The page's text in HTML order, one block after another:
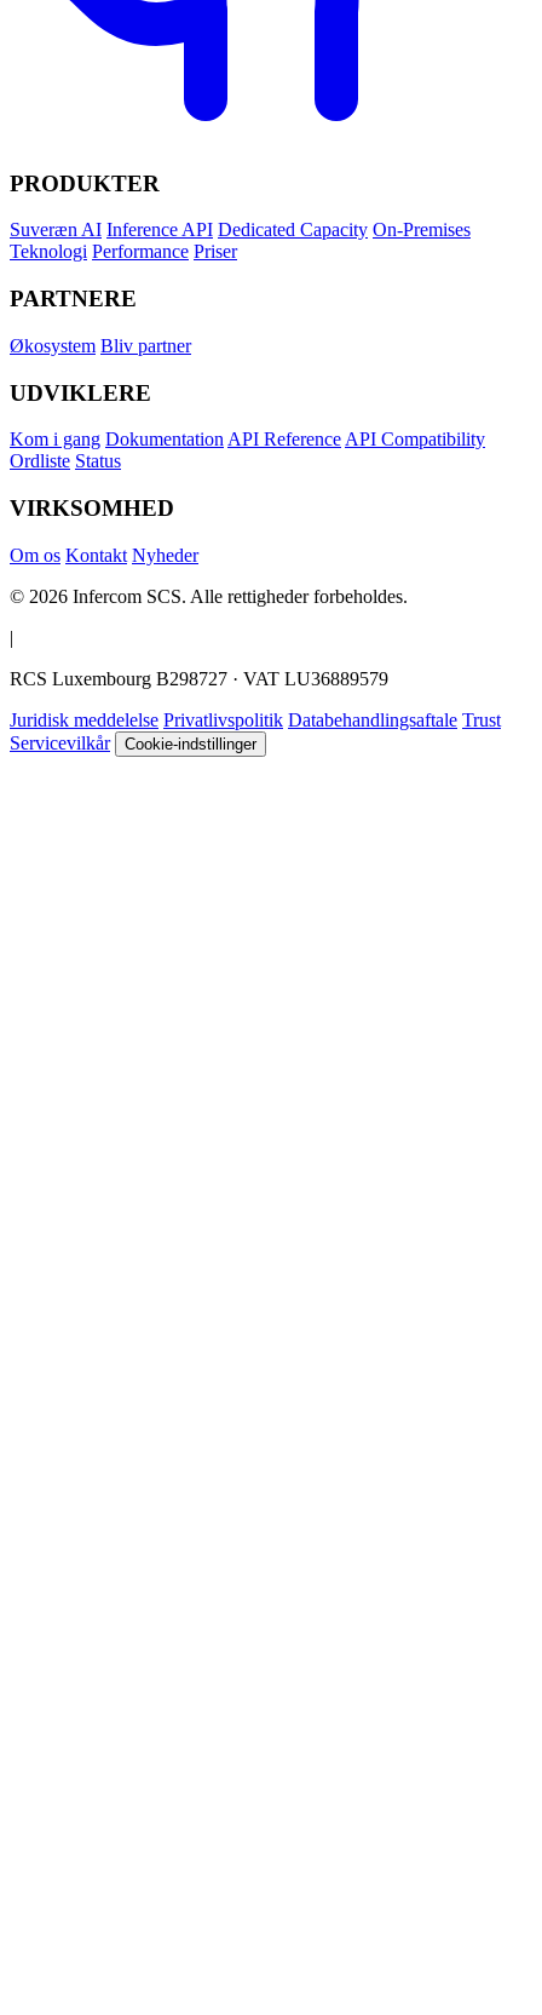
PRODUKTER
Suveræn AI Inference API Dedicated Capacity On-Premises
Teknologi Performance Priser
PARTNERE
Økosystem Bliv partner
UDVIKLERE
Kom i gang Dokumentation API Reference API Compatibility
Ordliste Status
VIRKSOMHED
Om os Kontakt Nyheder
© 2026 Infercom SCS. Alle rettigheder forbeholdes.
|
RCS Luxembourg B298727 · VAT LU36889579
Juridisk meddelelse Privatlivspolitik Databehandlingsaftale Trust
Servicevilkår
Cookie-indstillinger